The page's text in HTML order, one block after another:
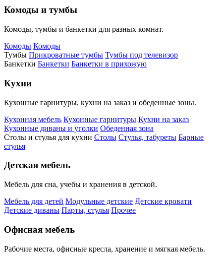
Комоды и тумбы
Комоды, тумбы и банкетки для разных комнат.
Комоды Комоды
Тумбы Прикроватные тумбы Тумбы под телевизор
Банкетки Банкетки Банкетки в прихожую
Кухни
Кухонные гарнитуры, кухни на заказ и обеденные зоны.
Кухонная мебель Кухонные гарнитуры Кухни на заказ
Кухонные диваны и уголки Обеденная зона
Столы и стулья для кухни Столы Стулья, табуреты Барные
стулья
Детская мебель
Мебель для сна, учебы и хранения в детской.
Мебель для детей Модульные детские Детские кровати
Детские диваны Парты, стулья Прочее
Офисная мебель
Рабочие места, офисные кресла, хранение и мягкая мебель.